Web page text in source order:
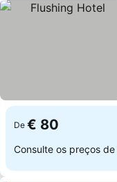
De € 80
Consulte os preços de